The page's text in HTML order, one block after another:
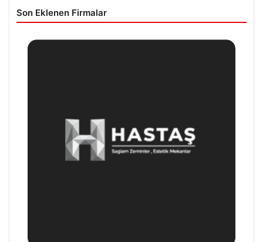
Son Eklenen Firmalar